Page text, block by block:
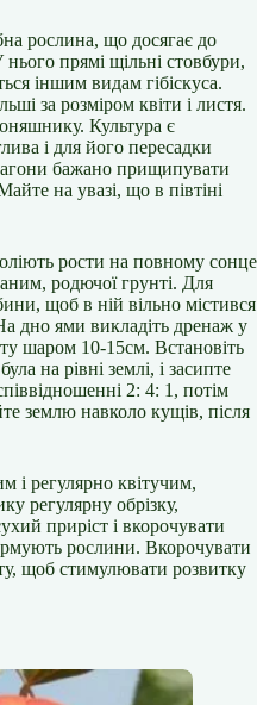
рослина, що досягає до
прямі щільні стовбури,
іншим видам гібіскуса.
за розміром квіти і листя.
Культура є
і для його пересадки
бажано прищипувати
на увазі, що в півтіні
рости на повному сонце
родючої грунті. Для
щоб в ній вільно містився
дно ями викладіть дренаж у
шаром 10-15см. Встановіть
на рівні землі, і засипте
2: 4: 1, потім
землю навколо кущів, після
і регулярно квітучим,
регулярну обрізку,
приріст і вкорочувати
рослини. Вкорочувати
щоб стимулювати розвитку